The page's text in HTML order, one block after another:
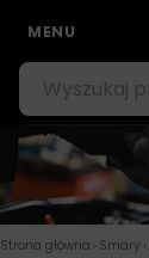
MENU
Strona główna › Smary ›